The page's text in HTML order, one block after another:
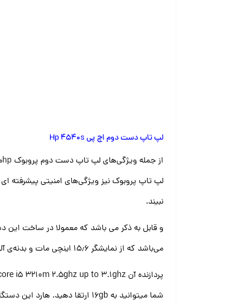
لپ تاپ دست دوم اچ پی Hp 4540s
از جمله‌ ویژگی‌های لپ تاپ دست دوم پروبوکhp
لپ تاپ پروبوک نیز ویژگی‌های امنیتی پیشرفته
نبیند.
می‌باشد که از نمایشگر ۱۵٫۶ اینچی مات و بدنه‌ی آلومینیومی بسیار مستحکم خش‌دار بهره می‌برد.
شما میتوانید به ۱۶gb ارتقا دهید. هارد این دستگاه ۶۴۰gb است که برای همچین دستگاهی ایده آل میباشد.